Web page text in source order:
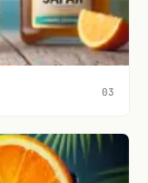
03